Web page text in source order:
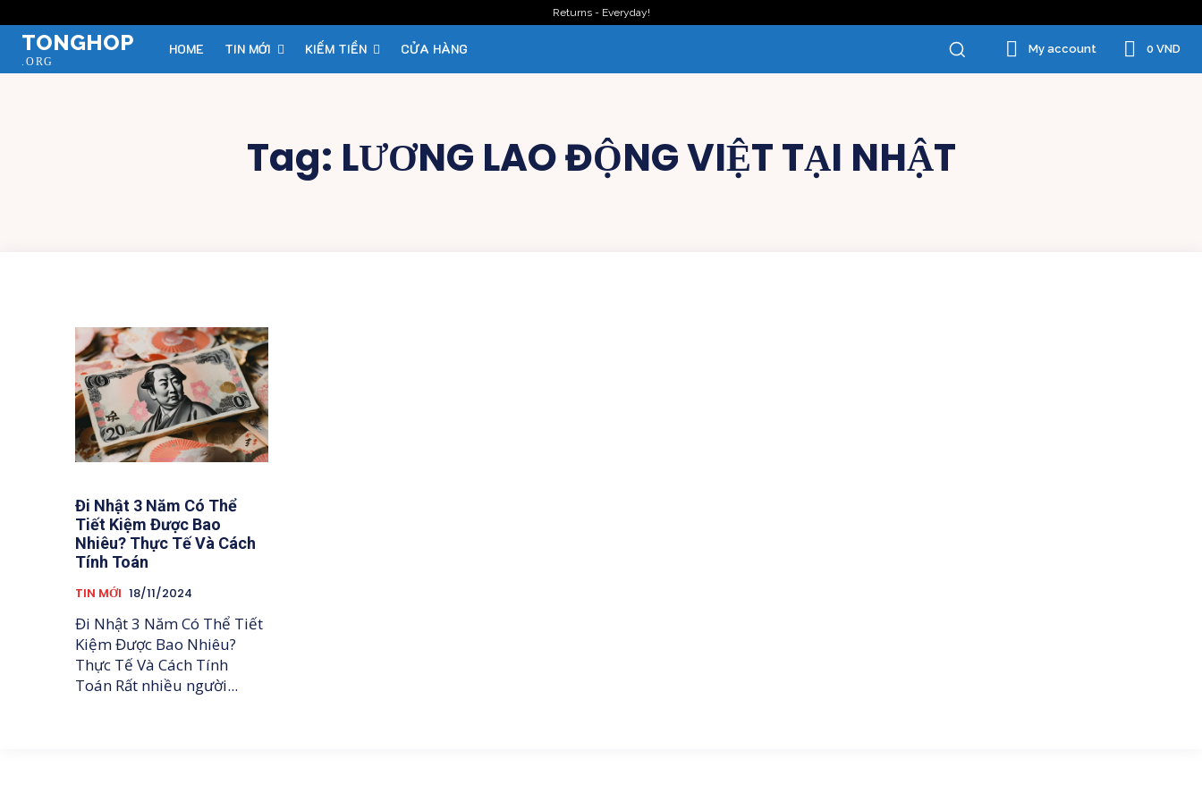
Returns - Everyday!
TONGHOP
.ORG
HOME TIN MỚI KIẾM TIỀN CỬA HÀNG My account 0 VND
Tag: LƯƠNG LAO ĐỘNG VIỆT TẠI NHẬT
Đi Nhật 3 Năm Có Thể
Tiết Kiệm Được Bao
Nhiêu? Thực Tế Và Cách
Tính Toán
TIN MỚI 18/11/2024
Đi Nhật 3 Năm Có Thể Tiết
Kiệm Được Bao Nhiêu?
Thực Tế Và Cách Tính
Toán Rất nhiều người...